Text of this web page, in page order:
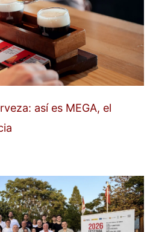
así es MEGA, el